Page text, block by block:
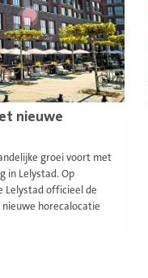
nieuwe
groei voort met
in Lelystad. Op
Lelystad officieel de
horecalocatie